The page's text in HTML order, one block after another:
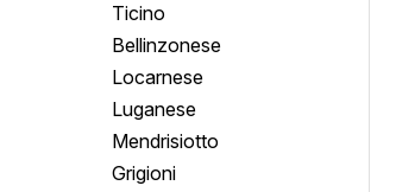
Ticino
Bellinzonese
Locarnese
Luganese
Mendrisiotto
Grigioni